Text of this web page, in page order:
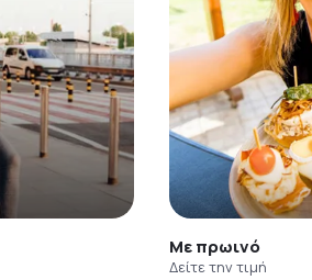
Με πρωινό
Δείτε την τιμή